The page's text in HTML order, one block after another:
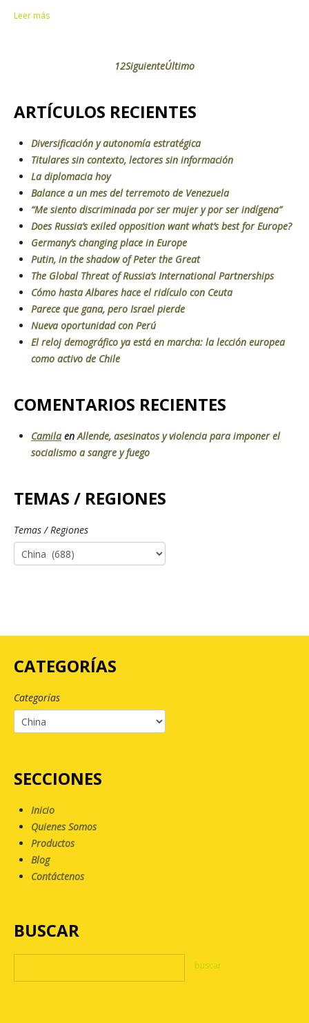
Leer más
12SiguienteÚltimo
ARTÍCULOS RECIENTES
Diversificación y autonomía estratégica
Titulares sin contexto, lectores sin información
La diplomacia hoy
Balance a un mes del terremoto de Venezuela
“Me siento discriminada por ser mujer y por ser indígena”
Does Russia’s exiled opposition want what’s best for Europe?
Germany’s changing place in Europe
Putin, in the shadow of Peter the Great
The Global Threat of Russia’s International Partnerships
Cómo hasta Albares hace el ridículo con Ceuta
Parece que gana, pero Israel pierde
Nueva oportunidad con Perú
El reloj demográfico ya está en marcha: la lección europea
como activo de Chile
COMENTARIOS RECIENTES
CamilaenAllende, asesinatos y violencia para imponer el
socialismo a sangre y fuego
TEMAS / REGIONES
Temas / Regiones
CATEGORÍAS
Categorías
SECCIONES
Inicio
Quienes Somos
Productos
Blog
Contáctenos
BUSCAR